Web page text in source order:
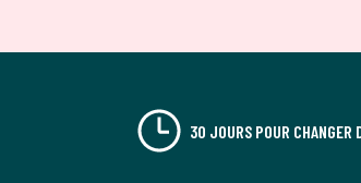
30 JOURS POUR CHANGER